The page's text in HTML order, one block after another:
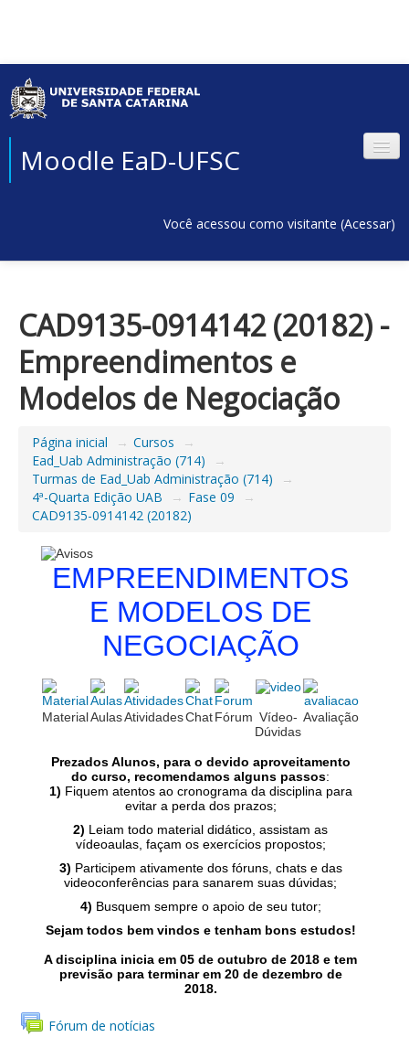
Moodle EaD-UFSC
Você acessou como visitante (Acessar)
CAD9135-0914142 (20182) -
Empreendimentos e
Modelos de Negociação
Página inicial → Cursos
→
Ead_Uab Administração (714)
→
Turmas de Ead_Uab Administração (714)
→
4ª-Quarta Edição UAB
→ Fase 09
→
CAD9135-0914142 (20182)
EMPREENDIMENTOS
E MODELOS DE
NEGOCIAÇÃO
MaterialAulasAtividadesChatFórum Vídeo-
Dúvidas
Avaliação
Prezados Alunos, para o devido aproveitamento
do curso, recomendamos alguns passos:
1) Fiquem atentos ao cronograma da disciplina para
evitar a perda dos prazos;
2) Leiam todo material didático, assistam as
vídeoaulas, façam os exercícios propostos;
3) Participem ativamente dos fóruns, chats e das
videoconferências para sanarem suas dúvidas;
4) Busquem sempre o apoio de seu tutor;
Sejam todos bem vindos e tenham bons estudos!
A disciplina inicia em 05 de outubro de 2018 e tem
previsão para terminar em 20 de dezembro de
2018.
Fórum de notícias